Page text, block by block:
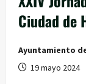
Ciudad de
Ayuntamiento
19 mayo 2024